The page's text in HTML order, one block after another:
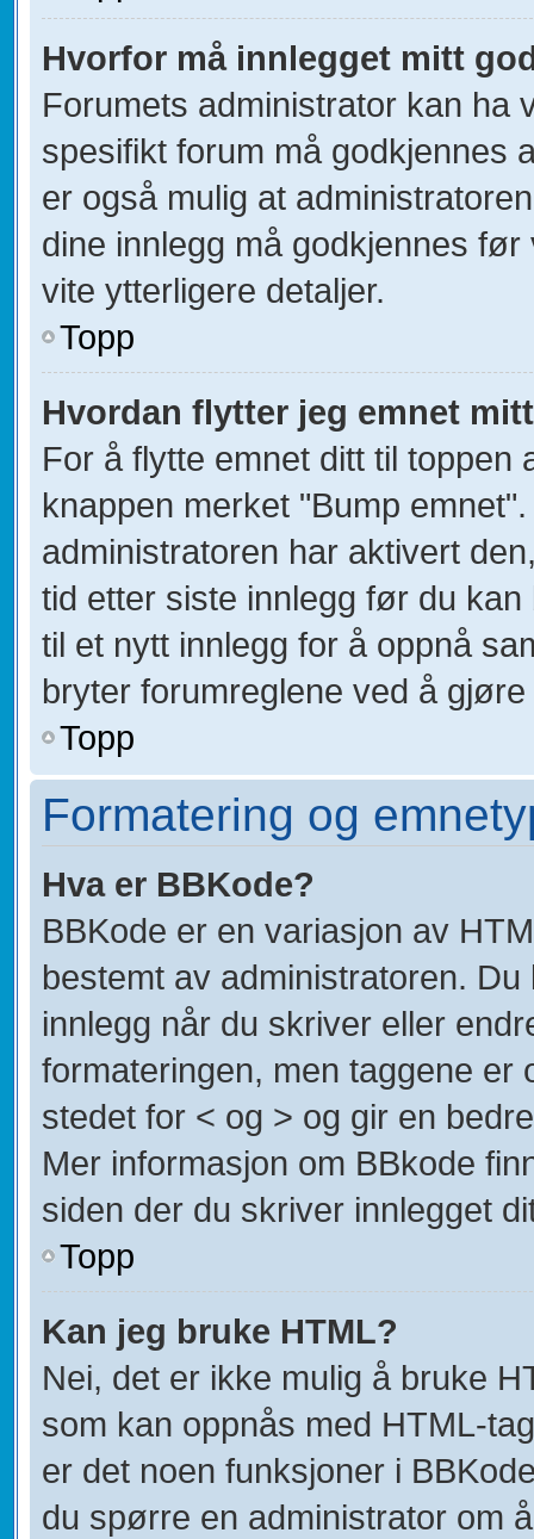
Hvorfor må innlegget mitt
Forumets administrator kan ha
spesifikt forum må godkjennes
er også mulig at
dine innlegg må godkjennes
vite ytterligere detaljer.
Topp
Hvordan flytter jeg emnet
For å flytte emnet ditt til toppen
knappen merket "Bump
administratoren har aktivert
tid etter siste innlegg før du
til et nytt innlegg for å oppnå
bryter forumreglene ved å gjøre
Topp
Formatering og
Hva er BBKode?
BBKode er en variasjon av
bestemt av administratoren.
innlegg når du skriver eller
formateringen, men taggene er
stedet for < og > og gir en
Mer informasjon om BBkode
siden der du skriver innlegget
Topp
Kan jeg bruke HTML?
Nei, det er ikke mulig å bruke
som kan oppnås med HTML-
er det noen funksjoner i
du spørre en administrator om